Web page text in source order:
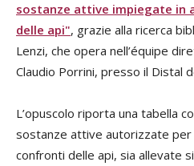
sostanze attive impiegate in
delle api", grazie alla ricerca
Lenzi, che opera nell’équipe
Claudio Porrini, presso il Distal
L’opuscolo riporta una tabella
sostanze attive autorizzate per
confronti delle api, sia allevate